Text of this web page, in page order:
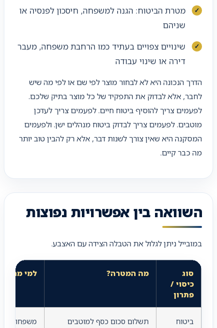
מטרת הביטוח: הגנה למשפחה, חיסכון לפנסיה או
שניהם
שינויים צפויים בעתיד כמו הרחבת משפחה, מעבר
דירה או שינוי עבודה
הדרך הנכונה היא לא לבחור מוצר לפי שם או לפי מה שיש
לחבר, אלא לבדוק את התפקיד של כל מוצר בתיק שלכם.
לפעמים צריך להוסיף ביטוח חיים. לפעמים צריך לעדכן
מוטבים. לפעמים צריך לבדוק ביטוח מנהלים ישן. ולפעמים
המסקנה היא שאין צורך לשנות דבר, אלא רק להבין טוב יותר
מה כבר קיים.
השוואה בין אפשרויות נפוצות
במובייל ניתן לגלול את הטבלה הצידה עם האצבע.
סוג
כיסוי /
פתרון
מה המטרה? למי
ביטוח
תשלום סכום כסף למוטבים
משפחות,